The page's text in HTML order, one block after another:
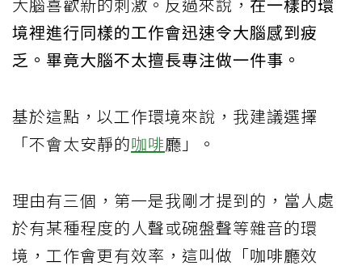
境裡進行同樣的工作會迅速令大腦感到疲
乏。畢竟大腦不太擅長專注做一件事。
基於這點，以工作環境來說，我建議選擇
「不會太安靜的咖啡廳」。
理由有三個，第一是我剛才提到的，當人處
於有某種程度的人聲或碗盤聲等雜音的環
境，工作會更有效率，這叫做「咖啡廳效